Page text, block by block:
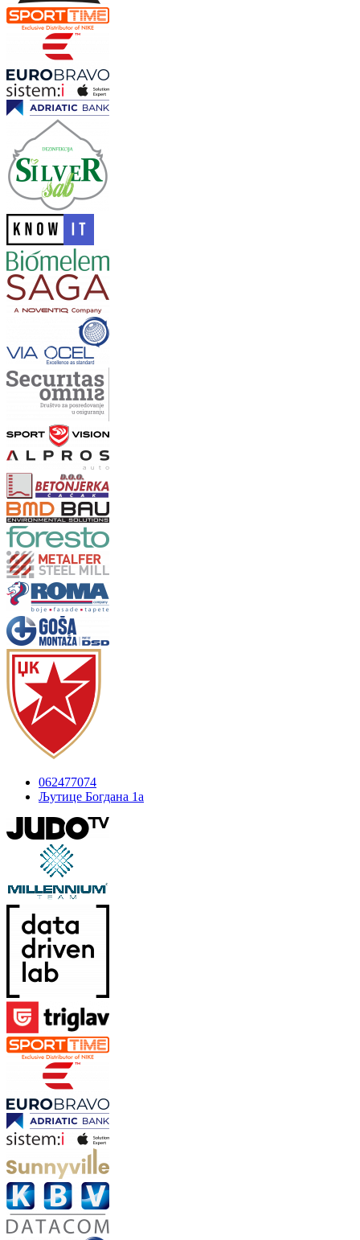
062477074
Љутице Богдана 1а